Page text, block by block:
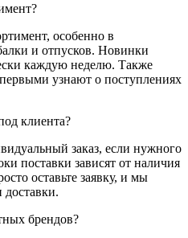
особенно в
и отпусков. Новинки
каждую неделю. Также
узнают о поступлениях
клиента?
заказ, если нужного
поставки зависят от наличия
оставьте заявку, и мы
брендов?